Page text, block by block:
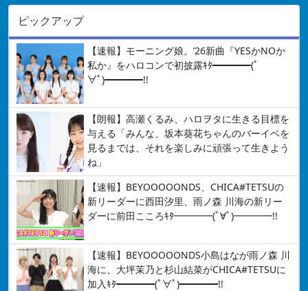
ピックアップ
【速報】モーニング娘。’26新曲『YESかNOか
私か』をハロコンで初披露ｷﾀ━━━━(ﾟ
∀ﾟ)━━━━!!
【朗報】高瀬くるみ、ハロヲタに生きる目標を
与える「みんな、坂本葵花ちゃんのバーイベを
見るまでは、それを楽しみに頑張って生きよう
ね」
【速報】BEYOOOOONDS、CHICA#TETSUの
新リーダーに西田汐里、雨ノ森 川海の新リー
ダーに前田こころｷﾀ━━━━(ﾟ∀ﾟ)━━━━!!
【速報】BEYOOOOONDS小島はなが雨ノ森 川
海に、大坪茉乃と杉山結菜がCHICA#TETSUに
加入ｷﾀ━━━━(ﾟ∀ﾟ)━━━━!!